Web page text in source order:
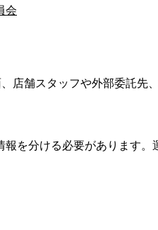
会
舗スタッフや外部委託先
を分ける必要があります